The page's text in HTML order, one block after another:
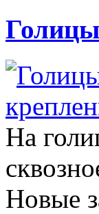
На
Новые